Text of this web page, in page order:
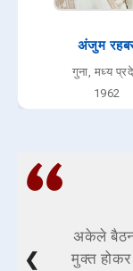
अंजुम
गुना, मध्य
1962
अकेले
मुक्त होकर
❮